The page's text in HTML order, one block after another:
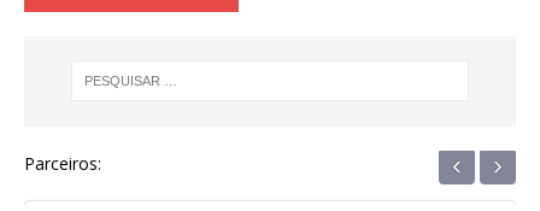
Parceiros: ‹ ›